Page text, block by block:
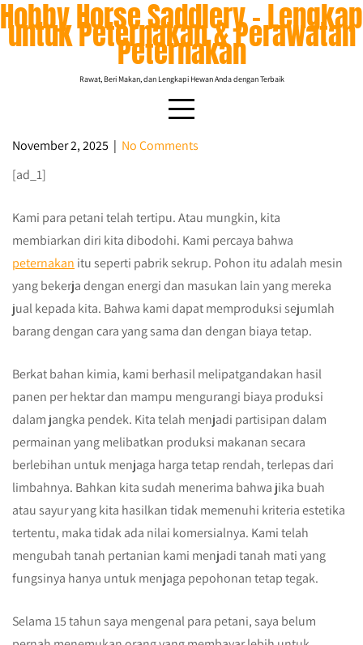
Skip
to
content
Hobby Horse Saddlery – Lengkap
untuk Peternakan & Perawatan
Peternakan
Rawat, Beri Makan, dan Lengkapi Hewan Anda dengan Terbaik
November 2, 2025 | No Comments
[ad_1]
Kami para petani telah tertipu. Atau mungkin, kita
membiarkan diri kita dibodohi. Kami percaya bahwa
peternakan itu seperti pabrik sekrup. Pohon itu adalah mesin
yang bekerja dengan energi dan masukan lain yang mereka
jual kepada kita. Bahwa kami dapat memproduksi sejumlah
barang dengan cara yang sama dan dengan biaya tetap.
Berkat bahan kimia, kami berhasil melipatgandakan hasil
panen per hektar dan mampu mengurangi biaya produksi
dalam jangka pendek. Kita telah menjadi partisipan dalam
permainan yang melibatkan produksi makanan secara
berlebihan untuk menjaga harga tetap rendah, terlepas dari
limbahnya. Bahkan kita sudah menerima bahwa jika buah
atau sayur yang kita hasilkan tidak memenuhi kriteria estetika
tertentu, maka tidak ada nilai komersialnya. Kami telah
mengubah tanah pertanian kami menjadi tanah mati yang
fungsinya hanya untuk menjaga pepohonan tetap tegak.
Selama 15 tahun saya mengenal para petani, saya belum